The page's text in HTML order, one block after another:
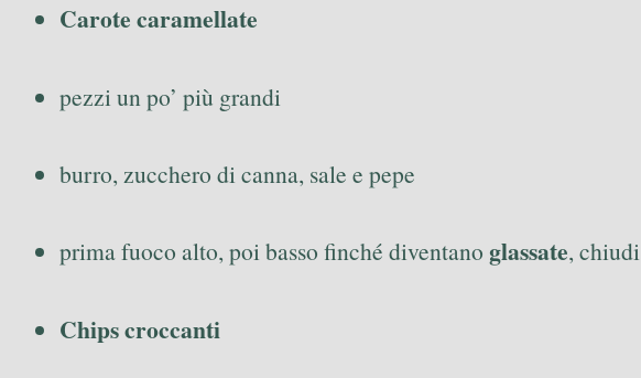
Carote caramellate
pezzi un po’ più grandi
burro, zucchero di canna, sale e pepe
prima fuoco alto, poi basso finché diventano glassate,
Chips croccanti